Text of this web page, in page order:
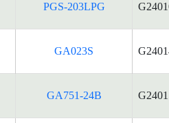
PGS-203LPG
GA023S
GA751-24B